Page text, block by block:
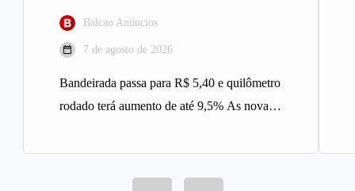
Balcao Anúncios
7 de agosto de 2026
Bandeirada passa para R$ 5,40 e quilômetro
rodado terá aumento de até 9,5% As novas